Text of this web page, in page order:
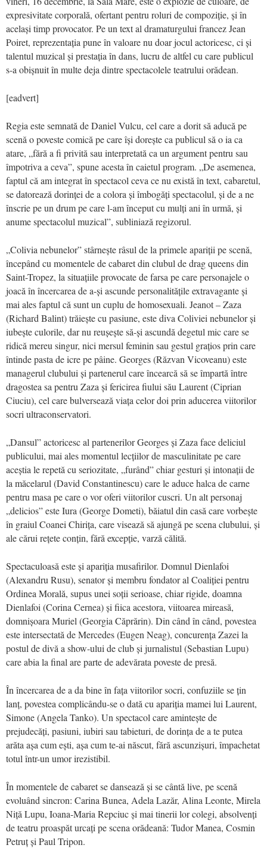
expresivitate corporală, ofertant pentru roluri de compoziție, și în
același timp provocator. Pe un text al dramaturgului francez Jean
Poiret, reprezentația pune în valoare nu doar jocul actoricesc, ci și
talentul muzical și prestația în dans, lucru de altfel cu care publicul
s-a obișnuit în multe deja dintre spectacolele teatrului orădean.
[eadvert]
Regia este semnată de Daniel Vulcu, cel care a dorit să aducă pe
scenă o poveste comică pe care își dorește ca publicul să o ia ca
atare, „fără a fi privită sau interpretată ca un argument pentru sau
împotriva a ceva”, spune acesta în caietul program. „De asemenea,
faptul că am integrat în spectacol ceva ce nu există în text, cabaretul,
se datorează dorinței de a colora și îmbogăți spectacolul, și de a ne
înscrie pe un drum pe care l-am început cu mulți ani în urmă, și
anume spectacolul muzical”, subliniază regizorul.
„Colivia nebunelor” stârnește râsul de la primele apariții pe scenă,
începând cu momentele de cabaret din clubul de drag queens din
Saint-Tropez, la situațiile provocate de farsa pe care personajele o
joacă în încercarea de a-și ascunde personalitățile extravagante și
mai ales faptul că sunt un cuplu de homosexuali. Jeanot – Zaza
(Richard Balint) trăiește cu pasiune, este diva Coliviei nebunelor și
iubește culorile, dar nu reușește să-și ascundă degetul mic care se
ridică mereu singur, nici mersul feminin sau gestul grațios prin care
întinde pasta de icre pe pâine. Georges (Răzvan Vicoveanu) este
managerul clubului și partenerul care încearcă să se împartă între
dragostea sa pentru Zaza și fericirea fiului său Laurent (Ciprian
Ciuciu), cel care bulversează viața celor doi prin aducerea viitorilor
socri ultraconservatori.
„Dansul” actoricesc al partenerilor Georges și Zaza face deliciul
publicului, mai ales momentul lecțiilor de masculinitate pe care
aceștia le repetă cu seriozitate, „furând” chiar gesturi și intonații de
la măcelarul (David Constantinescu) care le aduce halca de carne
pentru masa pe care o vor oferi viitorilor cuscri. Un alt personaj
„delicios” este Iura (George Dometi), băiatul din casă care vorbește
în graiul Coanei Chirița, care visează să ajungă pe scena clubului, și
ale cărui rețete conțin, fără excepție, varză călită.
Spectaculoasă este și apariția musafirilor. Domnul Dienlafoi
(Alexandru Rusu), senator și membru fondator al Coaliției pentru
Ordinea Morală, supus unei soții serioase, chiar rigide, doamna
Dienlafoi (Corina Cernea) și fiica acestora, viitoarea mireasă,
domnișoara Muriel (Georgia Căprărin). Din când în când, povestea
este intersectată de Mercedes (Eugen Neag), concurența Zazei la
postul de divă a show-ului de club și jurnalistul (Sebastian Lupu)
care abia la final are parte de adevărata poveste de presă.
În încercarea de a da bine în fața viitorilor socri, confuziile se țin
lanț, povestea complicându-se o dată cu apariția mamei lui Laurent,
Simone (Angela Tanko). Un spectacol care amintește de
prejudecăți, pasiuni, iubiri sau tabieturi, de dorința de a te putea
arăta așa cum ești, așa cum te-ai născut, fără ascunzișuri, împachetat
totul într-un umor irezistibil.
În momentele de cabaret se dansează și se cântă live, pe scenă
evoluând sincron: Carina Bunea, Adela Lazăr, Alina Leonte, Mirela
Niță Lupu, Ioana-Maria Repciuc și mai tinerii lor colegi, absolvenți
de teatru proaspăt urcați pe scena orădeană: Tudor Manea, Cosmin
Petruț și Paul Tripon.